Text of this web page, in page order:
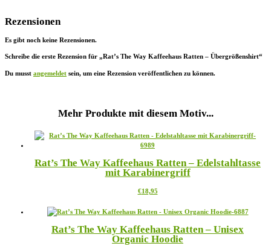
Rezensionen
Es gibt noch keine Rezensionen.
Schreibe die erste Rezension für „Rat’s The Way Kaffeehaus Ratten – Übergrößenshirt“
Du musst angemeldet sein, um eine Rezension veröffentlichen zu können.
Mehr Produkte mit diesem Motiv...
Rat’s The Way Kaffeehaus Ratten – Edelstahltasse
mit Karabinergriff
€18,95Dieses
weist
Varianten
auf.
Rat’s The Way Kaffeehaus Ratten – Unisex
Organic Hoodie